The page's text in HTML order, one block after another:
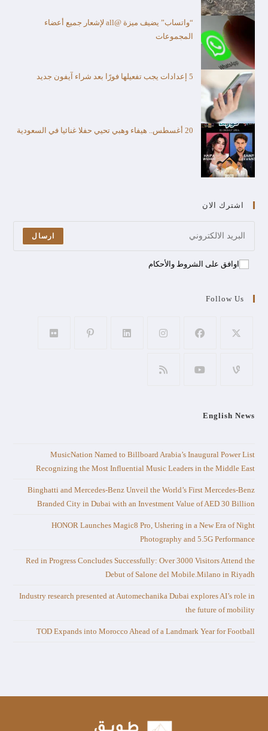
“واتساب” يضيف ميزة @all لإشعار جميع أعضاء
المجموعات
5 إعدادات يجب تفعيلها فورًا بعد شراء آيفون جديد
20 أغسطس.. هيفاء وهبي تحيي حفلا غنائيا في السعودية
اشترك الان
ارسال
اوافق على الشروط والأحكام
Follow Us
English News
MusicNation Named to Billboard Arabia’s Inaugural Power List
Recognizing the Most Influential Music Leaders in the Middle East
Binghatti and Mercedes-Benz Unveil the World’s First Mercedes-Benz
Branded City in Dubai with an Investment Value of AED 30 Billion
HONOR Launches Magic8 Pro, Ushering in a New Era of Night
Photography and 5.5G Performance
Red in Progress Concludes Successfully: Over 3000 Visitors Attend the
Debut of Salone del Mobile.Milano in Riyadh
Industry research presented at Automechanika Dubai explores AI’s role in
the future of mobility
TOD Expands into Morocco Ahead of a Landmark Year for Football